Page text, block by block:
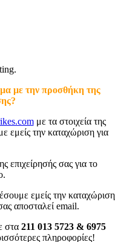
με την προσθήκη της
με τα στοιχεία της
εμείς την καταχώριση για
επιχείρησής σας για το
εμείς την καταχώριση
αποσταλεί email.
στα 211 013 5723 & 6975
πληροφορίες!